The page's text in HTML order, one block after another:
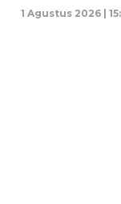
1 Agustus 2026 |